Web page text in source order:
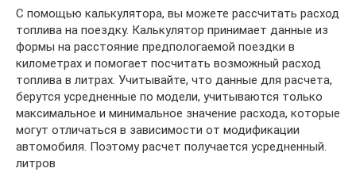
С помощью калькулятора, вы можете рассчитать расход
топлива на поездку. Калькулятор принимает данные из
формы на расстояние предпологаемой поездки в
километрах и помогает посчитать возможный расход
топлива в литрах. Учитывайте, что данные для расчета,
берутся усредненные по модели, учитываются только
максимальное и минимальное значение расхода, которые
могут отличаться в зависимости от модификации
автомобиля. Поэтому расчет получается усредненный.
литров